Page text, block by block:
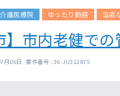
護医療院 ゆったり勤務 当直
】市内老健で
月06日 案件番号 : 26-JU312875